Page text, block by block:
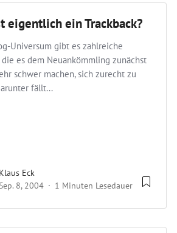
eigentlich ein Trackback?
Universum gibt es zahlreiche
es dem Neuankömmling zunächst
schwer machen, sich zurecht zu
fällt...
Klaus Eck
Sep. 8, 2004
1 Minuten Lesedauer